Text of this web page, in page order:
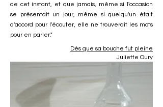
de cet instant, et que jamais, même si l'occasion
se présentait un jour, même si quelqu'un était
d'accord pour l'écouter, elle ne trouverait les mots
pour en parler."
Dès que sa bouche fut pleine
Juliette Oury